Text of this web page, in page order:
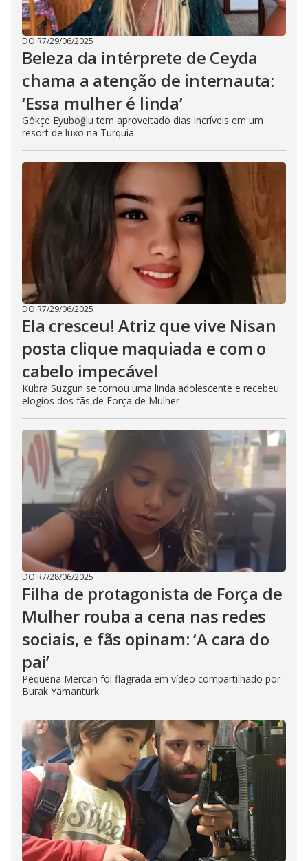
DO R7/29/06/2025
Beleza da intérprete de Ceyda
chama a atenção de internauta:
‘Essa mulher é linda’
Gökçe Eyüboğlu tem aproveitado dias incríveis em um
resort de luxo na Turquia
DO R7/29/06/2025
Ela cresceu! Atriz que vive Nisan
posta clique maquiada e com o
cabelo impecável
Kübra Süzgün se tornou uma linda adolescente e recebeu
elogios dos fãs de Força de Mulher
DO R7/28/06/2025
Filha de protagonista de Força de
Mulher rouba a cena nas redes
sociais, e fãs opinam: ‘A cara do
pai’
Pequena Mercan foi flagrada em vídeo compartilhado por
Burak Yamantürk